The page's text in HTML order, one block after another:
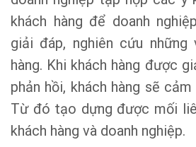
khách hàng để doanh
giải đáp, nghiên cứu những
hàng. Khi khách hàng được
phản hồi, khách hàng sẽ
Từ đó tạo dựng được mối
khách hàng và doanh nghiệp.